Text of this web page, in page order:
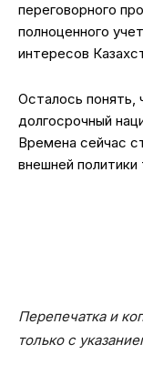
переговорного
полноценного
интересов
Осталось понять,
долгосрочный
Времена сейчас
внешней
Перепечатка и
только с